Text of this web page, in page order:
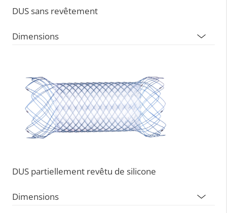
DUS sans revêtement
Dimensions
DUS partiellement revêtu de silicone
Dimensions